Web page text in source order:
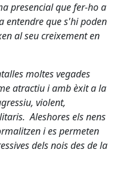
presencial que fer-ho a
entendre que s'hi poden
al seu creixement en
moltes vegades
atractiu i amb èxit a la
violent,
Aleshores els nens
i es permeten
dels nois des de la